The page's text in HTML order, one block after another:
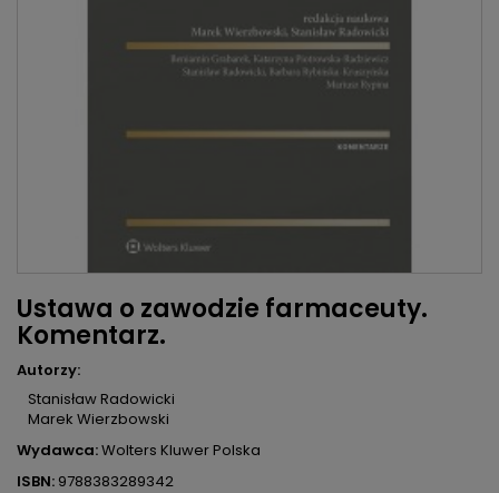
Ustawa o zawodzie farmaceuty.
Komentarz.
Autorzy:
Stanisław Radowicki
Marek Wierzbowski
Wydawca:Wolters Kluwer Polska
ISBN: 9788383289342